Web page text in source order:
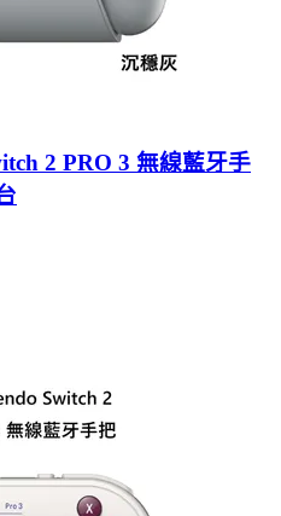
2 PRO 3 無線藍牙手